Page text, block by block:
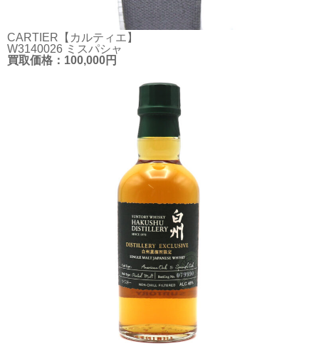
CARTIER【カルティエ】
W3140026 ミスパシャ
買取価格：100,000円